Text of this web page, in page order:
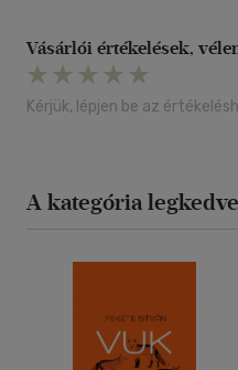
Vásárlói értékelések,
Kérjük, lépjen be az
A kategória